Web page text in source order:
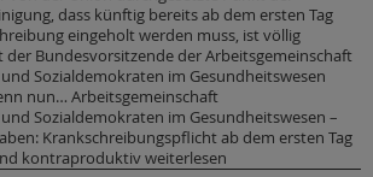
dass künftig bereits ab dem ersten Tag
eingeholt werden muss, ist völlig
der Bundesvorsitzende der Arbeitsgemeinschaft
Sozialdemokraten im Gesundheitswesen
nun… Arbeitsgemeinschaft
Sozialdemokraten im Gesundheitswesen –
Krankschreibungspflicht ab dem ersten Tag
kontraproduktiv weiterlesen